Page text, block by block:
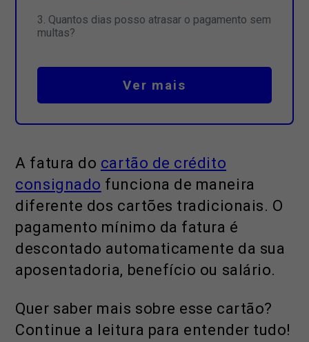
A fatura do cartão de crédito
consignado funciona de maneira
diferente dos cartões tradicionais. O
pagamento mínimo da fatura é
descontado automaticamente da sua
aposentadoria, benefício ou salário.
Quer saber mais sobre esse cartão?
Continue a leitura para entender tudo!
Quantos dias posso atrasar o pagamento sem
multas?
Ver mais